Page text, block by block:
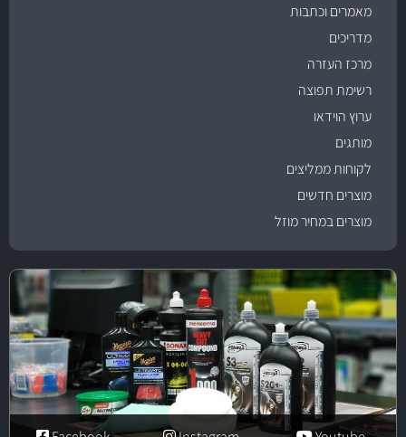
מאמרים וכתבות
מדריכים
מרכז העזרה
רשימת תפוצה
ערוץ הוידאו
מותגים
לקוחות ממליצים
מוצרים חדשים
מוצרים במחיר מוזל